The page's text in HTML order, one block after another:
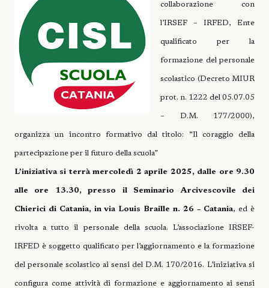
collaborazione con
l’IRSEF – IRFED, Ente
qualificato per la
formazione del personale
scolastico (Decreto MIUR
prot. n. 1222 del 05.07.05
– D.M. 177/2000),
organizza un incontro formativo dal titolo: “Il coraggio della
partecipazione per il futuro della scuola”
L’iniziativa si terrà mercoledì 2 aprile 2025, dalle ore 9.30
alle ore 13.30, presso il Seminario Arcivescovile dei
Chierici di Catania, in via Louis Braille n. 26 – Catania, ed è
rivolta a tutto il personale della scuola. L’associazione IRSEF-
IRFED è soggetto qualificato per l’aggiornamento e la formazione
del personale scolastico ai sensi del D.M. 170/2016. L’iniziativa si
configura come attività di formazione e aggiornamento ai sensi